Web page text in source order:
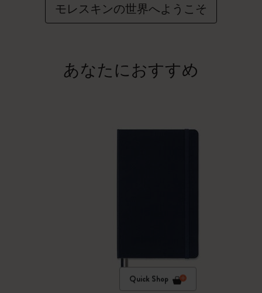
モレスキンの世界へようこそ
あなたにおすすめ
Quick Shop